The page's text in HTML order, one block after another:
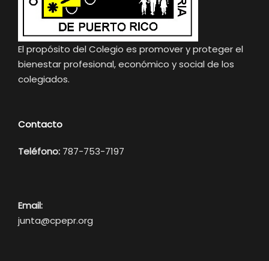
El propósito del Colegio es promover y proteger el
bienestar profesional, económico y social de los
colegiados.
Contacto
Teléfono: 787-753-7197
Email:
junta@cpepr.org